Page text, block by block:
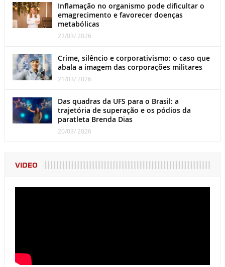
Inflamação no organismo pode dificultar o
emagrecimento e favorecer doenças
metabólicas
23/03/ 2026
Crime, silêncio e corporativismo: o caso que
abala a imagem das corporações militares
21/03/ 2026
Das quadras da UFS para o Brasil: a
trajetória de superação e os pódios da
paratleta Brenda Dias
20/03/ 2026
VIDEO